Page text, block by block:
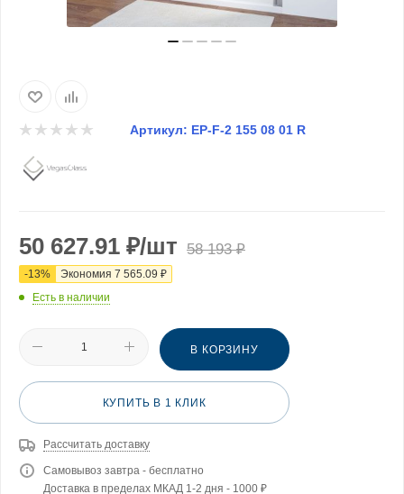
Артикул: EP-F-2 155 08 01 R
50 627.91 ₽/шт 58 193₽
-13% Экономия 7 565.09 ₽
Есть в наличии
В КОРЗИНУ
КУПИТЬ В 1 КЛИК
Рассчитать доставку
Самовывоз завтра - бесплатно
Доставка в пределах МКАД 1-2 дня - 1000 ₽